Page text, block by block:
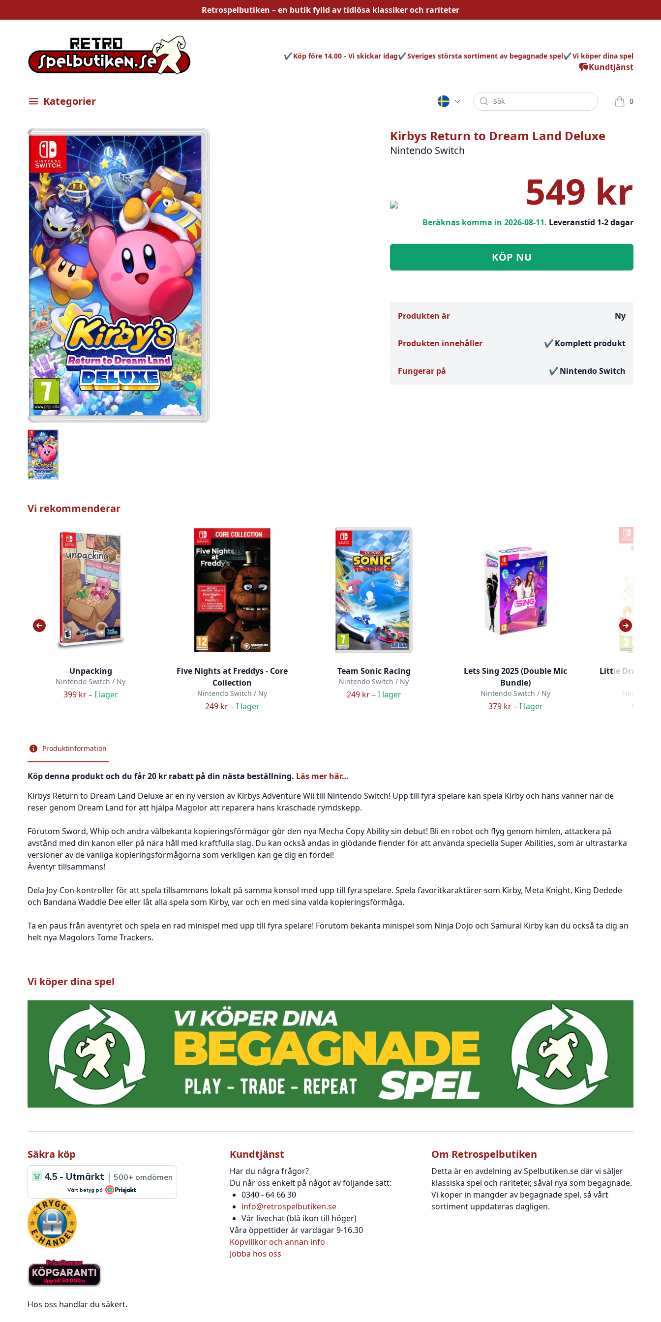
Retrospelbutiken – en butik fylld avtidlösa klassiker och rariteter
Kundtjänst
Köp före 14.00 - Vi skickar idag Sveriges största sortiment av begagnade spel Vi köper dina spel
Öppna meny
Kategorier Sök 0
varor i
Kirbys Return to Dream Land Deluxe
Nintendo Switch
Bilder
549 kr
Beräknas komma in 2026-08-11. Leveranstid 1-2 dagar
KÖP NU
Produkten är Ny
Produkten innehåller Komplett produkt
Fungerar på Nintendo Switch
Vi rekommenderar
Unpacking
Nintendo Switch / Ny
399 kr –I lager
Five Nights at Freddys - Core
Collection
Nintendo Switch / Ny
249 kr –I lager
Team Sonic Racing
Nintendo Switch / Ny
249 kr –I lager
Lets Sing 2025 (Double Mic
Bundle)
Nintendo Switch / Ny
379 kr –I lager
Little Dragons
Nintendo
99 kr –
Produktinformation
Köp denna produkt och du får 20 kr rabatt på din nästa beställning. Läs mer här…
Kirbys Return to Dream Land Deluxe är en ny version av Kirbys Adventure Wii till Nintendo Switch! Upp till fyra spelare kan spela Kirby och hans vänner när de
reser genom Dream Land för att hjälpa Magolor att reparera hans kraschade rymdskepp.
Förutom Sword, Whip och andra välbekanta kopieringsförmågor gör den nya Mecha Copy Ability sin debut! Bli en robot och flyg genom himlen, attackera på
avstånd med din kanon eller på nära håll med kraftfulla slag. Du kan också andas in glödande fiender för att använda speciella Super Abilities, som är ultrastarka
versioner av de vanliga kopieringsförmågorna som verkligen kan ge dig en fördel!
Äventyr tillsammans!
Dela Joy-Con-kontroller för att spela tillsammans lokalt på samma konsol med upp till fyra spelare. Spela favoritkaraktärer som Kirby, Meta Knight, King Dedede
och Bandana Waddle Dee eller låt alla spela som Kirby, var och en med sina valda kopieringsförmåga.
Ta en paus från äventyret och spela en rad minispel med upp till fyra spelare! Förutom bekanta minispel som Ninja Dojo och Samurai Kirby kan du också ta dig an
helt nya Magolors Tome Trackers.
Vi köper dina spel
Säkra köp
Hos oss handlar du säkert.
Kundtjänst
Har du några frågor?
Du når oss enkelt på något av följande sätt:
0340 - 64 66 30
info@retrospelbutiken.se
Vår livechat (blå ikon till höger)
Våra öppettider är vardagar 9-16.30
Köpvillkor och annan info
Jobba hos oss
Om Retrospelbutiken
Detta är en avdelning av Spelbutiken.se där vi säljer
klassiska spel och rariteter, såväl nya som begagnade.
Vi köper in mängder av begagnade spel, så vårt
sortiment uppdateras dagligen.